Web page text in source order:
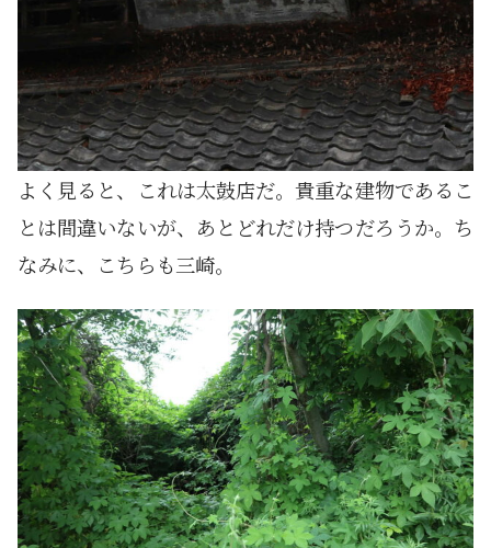
よく見ると、これは太鼓店だ。貴重な建物であるこ
とは間違いないが、あとどれだけ持つだろうか。ち
なみに、こちらも三崎。